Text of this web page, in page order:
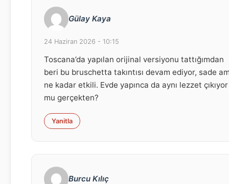
Gülay Kaya
24 Haziran 2026 - 10:15
Toscana’da yapılan orijinal versiyonu tattığımdan
beri bu bruschetta takıntısı devam ediyor, sade
ne kadar etkili. Evde yapınca da aynı lezzet çıkıyor
mu gerçekten?
Yanitla
Burcu Kılıç